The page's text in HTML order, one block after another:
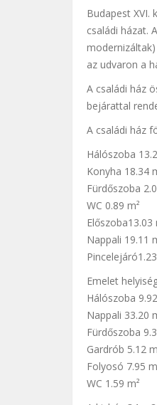
Budapest XVI.
családi házat.
az udvaron a
A családi ház
bejárattal
A családi ház
Hálószoba
Konyha 18.34
Fürdőszoba
WC 0.89 m²
Előszoba13.03
Nappali 19.11
Emelet
Hálószoba
Nappali 33.20
Fürdőszoba
Gardrób 5.12
Folyosó 7.95
WC 1.59 m²